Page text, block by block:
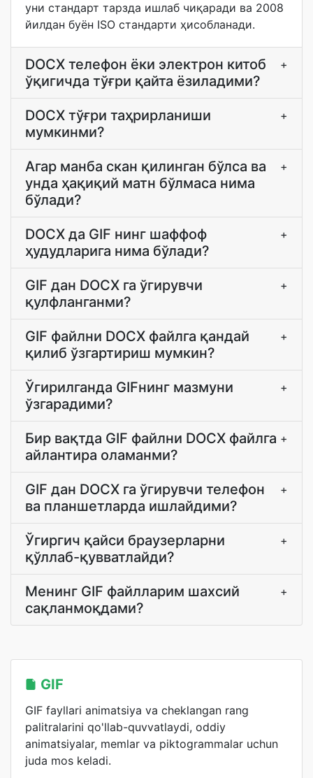
уни стандарт тарзда ишлаб чиқаради ва 2008
йилдан буён ISO стандарти ҳисобланади.
DOCX телефон ёки электрон китоб
ўқигичда тўғри қайта ёзиладими?
+
DOCX тўғри таҳрирланиши
мумкинми?
+
Агар манба скан қилинган бўлса ва
унда ҳақиқий матн бўлмаса нима
бўлади?
+
DOCX да GIF нинг шаффоф
ҳудудларига нима бўлади?
+
GIF дан DOCX га ўгирувчи
қулфланганми?
+
GIF файлни DOCX файлга қандай
қилиб ўзгартириш мумкин?
+
Ўгирилганда GIFнинг мазмуни
ўзгарадими?
+
Бир вақтда GIF файлни DOCX файлга
айлантира оламанми?
+
GIF дан DOCX га ўгирувчи телефон
ва планшетларда ишлайдими?
+
Ўгиргич қайси браузерларни
қўллаб-қувватлайди?
+
Менинг GIF файлларим шахсий
сақланмоқдами?
+
GIF
GIF fayllari animatsiya va cheklangan rang
palitralarini qo'llab-quvvatlaydi, oddiy
animatsiyalar, memlar va piktogrammalar uchun
juda mos keladi.